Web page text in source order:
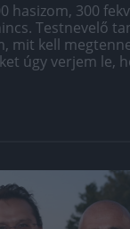
hasizom, 300
Testnevelő
mit kell
úgy verjem le,
Jön még kép!